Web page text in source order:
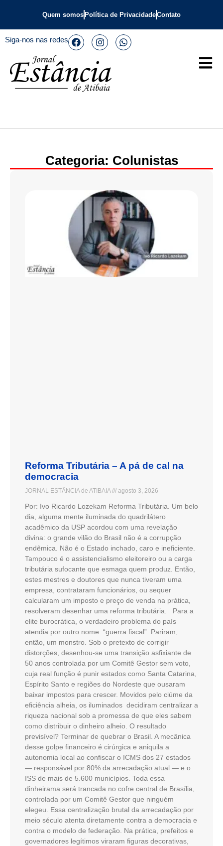
Quem somos Política de PrivacidadeContato
Siga-nos nas redes
Categoria: Colunistas
Reforma Tributária – A pá de cal na
democracia
JORNAL ESTÂNCIA de ATIBAIA agosto 3, 2026
Por: Ivo Ricardo Lozekam Reforma Tributária. Um belo
dia, alguma mente iluminada do quadrilátero
acadêmico da USP acordou com uma revelação
divina: o grande vilão do Brasil não é a corrupção
endêmica. Não é o Estado inchado, caro e ineficiente.
Tampouco é o assistencialismo eleitoreiro ou a carga
tributária sufocante que esmaga quem produz. Então,
estes mestres e doutores que nunca tiveram uma
empresa, contrataram funcionários, ou sequer
calcularam um imposto e preço de venda na prática,
resolveram desenhar uma reforma tributária. Para a
elite burocrática, o verdadeiro problema do país
atendia por outro nome: “guerra fiscal”. Pariram,
então, um monstro. Sob o pretexto de corrigir
distorções, desenhou-se uma transição asfixiante de
50 anos controlada por um Comitê Gestor sem voto,
cuja real função é punir estados como Santa Catarina,
Espírito Santo e regiões do Nordeste que ousaram
baixar impostos para crescer. Movidos pelo ciúme da
eficiência alheia, os iluminados decidiram centralizar a
riqueza nacional sob a promessa de que eles sabem
como distribuir o dinheiro alheio. O resultado
previsível? Terminar de quebrar o Brasil. A mecânica
desse golpe financeiro é cirúrgica e aniquila a
autonomia local ao confiscar o ICMS dos 27 estados
— responsável por 80% da arrecadação atual — e o
ISS de mais de 5.600 municípios. Toda essa
dinheirama será trancada no cofre central de Brasília,
controlada por um Comitê Gestor que ninguém
elegeu. Essa centralização brutal da arrecadação por
meio século atenta diretamente contra a democracia e
contra o modelo de federação. Na prática, prefeitos e
governadores legítimos viraram figuras decorativas,